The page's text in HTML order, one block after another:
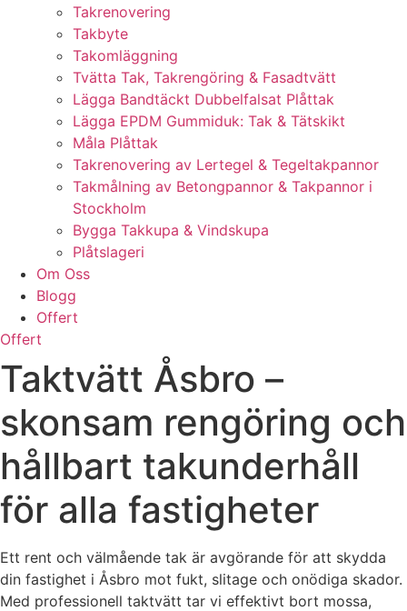
Takrenovering
Takbyte
Takomläggning
Tvätta Tak, Takrengöring & Fasadtvätt
Lägga Bandtäckt Dubbelfalsat Plåttak
Lägga EPDM Gummiduk: Tak & Tätskikt
Måla Plåttak
Takrenovering av Lertegel & Tegeltakpannor
Takmålning av Betongpannor & Takpannor i
Stockholm
Bygga Takkupa & Vindskupa
Plåtslageri
Om Oss
Blogg
Offert
Offert
Taktvätt Åsbro –
skonsam rengöring och
hållbart takunderhåll
för alla fastigheter
Ett rent och välmående tak är avgörande för att skydda
din fastighet i Åsbro mot fukt, slitage och onödiga skador.
Med professionell taktvätt tar vi effektivt bort mossa,